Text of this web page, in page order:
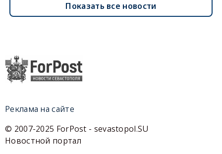
Показать все новости
Реклама на сайте
© 2007-2025 ForPost - sevastopol.SU
Новостной портал